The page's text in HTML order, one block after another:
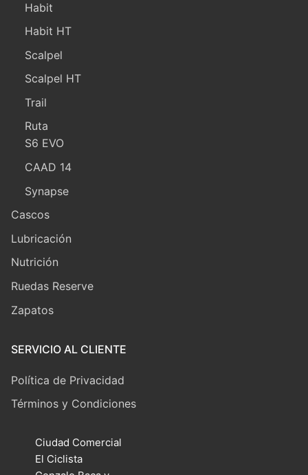
Habit
Habit HT
Scalpel
Scalpel HT
Trail
Ruta
S6 EVO
CAAD 14
Synapse
Cascos
Lubricación
Nutrición
Ruedas Reserve
Zapatos
SERVICIO AL CLIENTE
Política de Privacidad
Términos y Condiciones
Ciudad Comercial
El Ciclista